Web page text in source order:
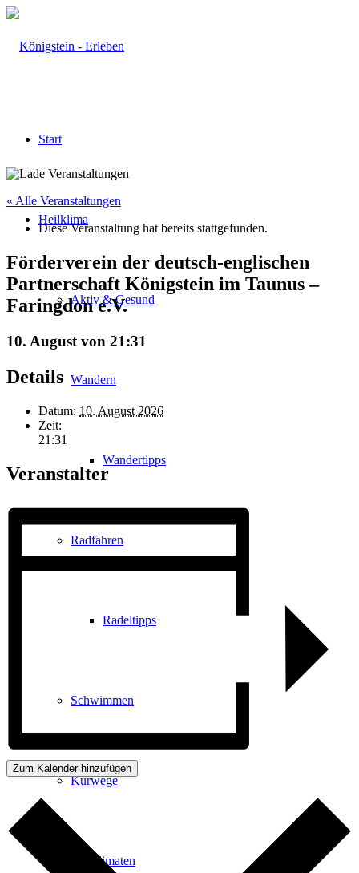
Start
Heilklima
Aktiv & Gesund
Wandern
Wandertipps
Radfahren
Radeltipps
Schwimmen
Kurwege
Heilklimaten
« Alle Veranstaltungen
Diese Veranstaltung hat bereits stattgefunden.
Förderverein der deutsch-englischen
Partnerschaft Königstein im Taunus –
Faringdon e.V.
10. August von 21:31
Details
Datum: 10. August 2026
Zeit:
21:31
Veranstalter
Zum Kalender hinzufügen